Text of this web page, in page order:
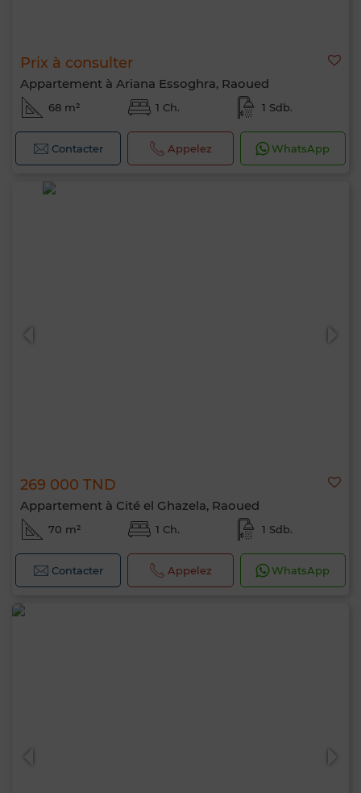
Prix à consulter
Appartement à Ariana Essoghra, Raoued
68 m² 1 Ch. 1 Sdb.
Contacter Appelez WhatsApp
269 000 TND
Appartement à Cité el Ghazela, Raoued
70 m² 1 Ch. 1 Sdb.
Contacter Appelez WhatsApp